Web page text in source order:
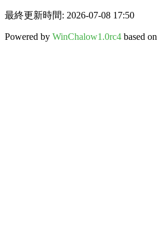
最終更新時間: 2026-07-08 17:50
Powered by WinChalow1.0rc4 based on